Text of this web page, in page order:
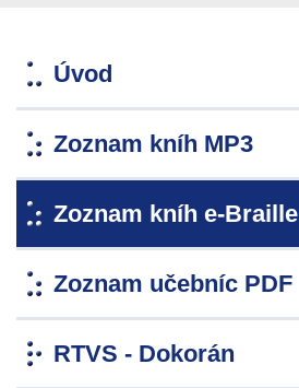
Úvod
Zoznam kníh MP3
Zoznam kníh e-Braille
Zoznam učebníc PDF
RTVS - Dokorán